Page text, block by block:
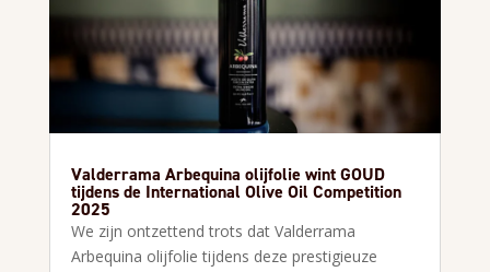
Valderrama Arbequina olijfolie wint GOUD
tijdens de International Olive Oil Competition
2025
We zijn ontzettend trots dat Valderrama
Arbequina olijfolie tijdens deze prestigieuze